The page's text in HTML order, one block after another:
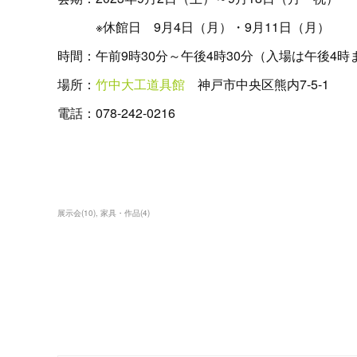
※休館日 9月4日（月）・9月11日（月）
時間：午前9時30分～午後4時30分（入場は午後4時
場所： 竹中大工道具館 神戸市中央区熊内7-5-1
電話：078-242-0216
展示会(10) 家具・作品(4)